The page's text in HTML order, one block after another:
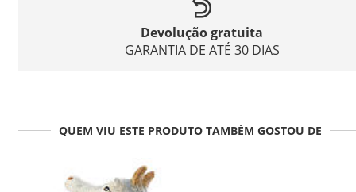
Devolução gratuita
GARANTIA DE ATÉ 30 DIAS
QUEM VIU ESTE PRODUTO TAMBÉM GOSTOU DE